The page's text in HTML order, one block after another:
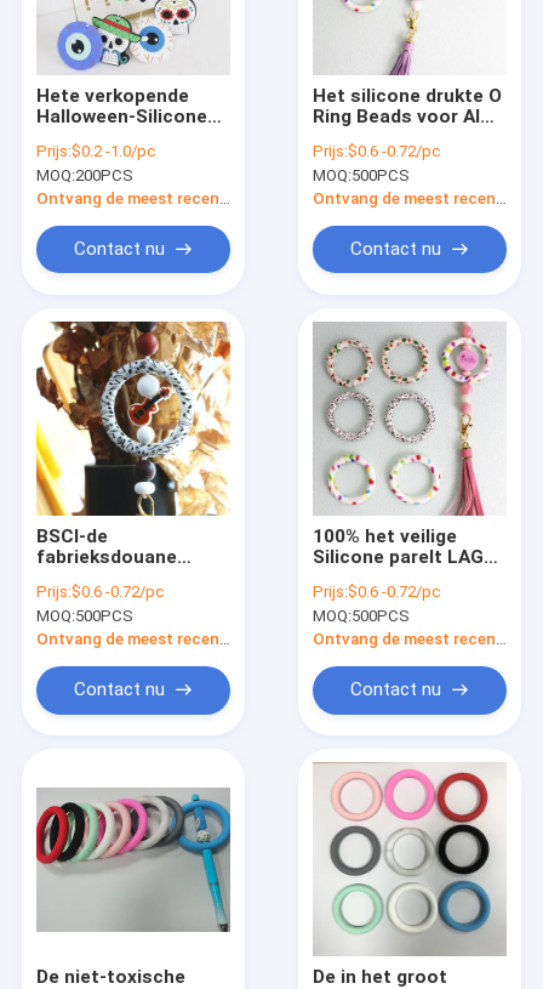
Producten
Video's
Ongeveer ons
Fabrieksreis
Contacteer ons
Nieuws
Naar maat gemaakt Silicone
Silikonproducten voor huisdieren
Hete verkopende
Halloween-Silicone
voor babydiy tandjes
krijgen keychains
Prijs:$0.2 -1.0/pc
MOQ:200PCS
Ontvang de meest recente Prijs
Contact nu
Het silicone drukte O
Ring Beads voor Al
keten van het
Mensengebruik DIY
of andere decoratie
Prijs:$0.6 -0.72/pc
MOQ:500PCS
Ontvang de meest recente Prijs
Contact nu
BSCI-de
fabrieksdouane
Vrije de Babyparels
BPA van
siliconefocals -
voor Jonge geitjes
Prijs:$0.6 -0.72/pc
MOQ:500PCS
Ontvang de meest recente Prijs
Contact nu
100% het veilige
Silicone parelt LAGE
van de patroono-ring
voor DIY-Ambachten
het zeer belangrijke
Prijs:$0.6 -0.72/pc
MOQ:500PCS
Ontvang de meest recente Prijs
Contact nu
De niet-toxische
De in het groot